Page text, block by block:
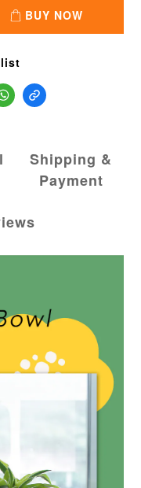
BUY NOW
Shipping &
Payment